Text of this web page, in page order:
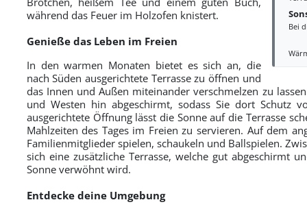
Bei
während das Feuer im Holzofen knistert.
Genieße das Leben im Freien
In den warmen Monaten bietet es sich an, die
nach Süden ausgerichtete Terrasse zu öffnen und
das Innen und Außen miteinander verschmelzen zu
und Westen hin abgeschirmt, sodass Sie dort Schutz
ausgerichtete Öffnung lässt die Sonne auf die Terrasse
Mahlzeiten des Tages im Freien zu servieren. Auf dem
Familienmitglieder spielen, schaukeln und Ballspielen.
sich eine zusätzliche Terrasse, welche gut abgeschirmt
Sonne verwöhnt wird.
Entdecke deine Umgebung